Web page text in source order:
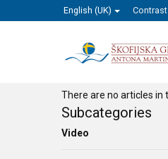
English (UK) Contrast
There are no articles in
Subcategories
Video